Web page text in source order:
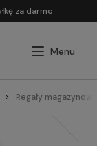
za darmo
Regały